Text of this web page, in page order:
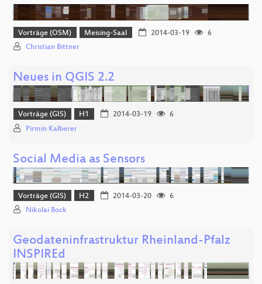
Vorträge (OSM) Meising-Saal 2014-03-19
6
Christian Bittner
Neues in QGIS 2.2
Vorträge (GIS) H1 2014-03-19
6
Pirmin Kalberer
Social Media as Sensors
Vorträge (GIS) H2 2014-03-20
6
Nikolai Bock
Geodateninfrastruktur Rheinland-Pfalz
INSPIREd